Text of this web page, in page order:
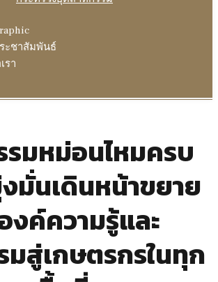
ะชาสัมพันธ์
รา
มหม่อนไหมครบ
มั่นเดินหน้าขยาย
งค์ความรู้และ
มสู่เกษตรกรในทุก